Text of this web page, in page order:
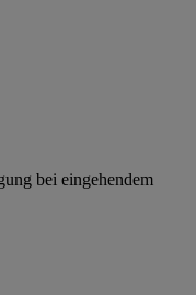
bei eingehendem